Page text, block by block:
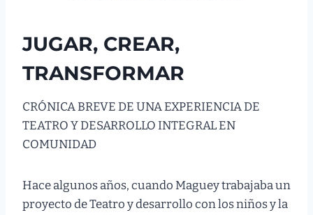
JUGAR, CREAR,
TRANSFORMAR
CRÓNICA BREVE DE UNA EXPERIENCIA DE
TEATRO Y DESARROLLO INTEGRAL EN
COMUNIDAD
Hace algunos años, cuando Maguey trabajaba un
proyecto de Teatro y desarrollo con los niños y la